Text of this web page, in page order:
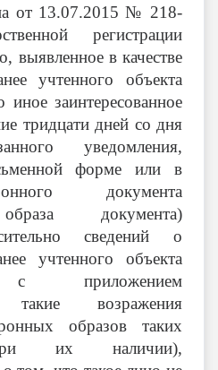
от 13.07.2015 № 218-
регистрации
выявленное в качестве
учтенного объекта
заинтересованное
тридцати дней со дня
уведомления,
форме или в
документа
документа)
сведений о
учтенного объекта
с приложением
такие возражения
образов таких
их наличии),